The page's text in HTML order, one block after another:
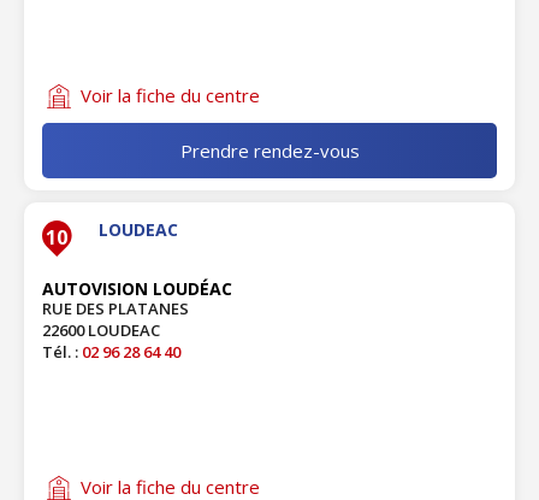
Voir la fiche du centre
Prendre rendez-vous
10 LOUDEAC
AUTOVISION LOUDÉAC
RUE DES PLATANES
22600 LOUDEAC
Tél. : 02 96 28 64 40
Voir la fiche du centre